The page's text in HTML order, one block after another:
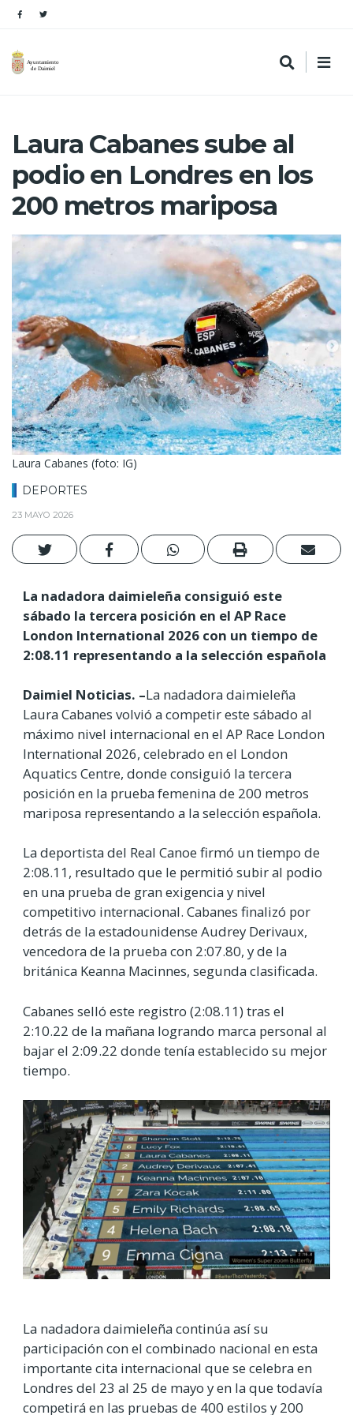
Laura Cabanes sube al
podio en Londres en los
200 metros mariposa
Laura Cabanes (foto: IG)
DEPORTES
23 MAYO 2026
La nadadora daimieleña consiguió este
sábado la tercera posición en el AP Race
London International 2026 con un tiempo de
2:08.11 representando a la selección española
Daimiel Noticias. –La nadadora daimieleña
Laura Cabanes volvió a competir este sábado al
máximo nivel internacional en el AP Race London
International 2026, celebrado en el London
Aquatics Centre, donde consiguió la tercera
posición en la prueba femenina de 200 metros
mariposa representando a la selección española.
La deportista del Real Canoe firmó un tiempo de
2:08.11, resultado que le permitió subir al podio
en una prueba de gran exigencia y nivel
competitivo internacional. Cabanes finalizó por
detrás de la estadounidense Audrey Derivaux,
vencedora de la prueba con 2:07.80, y de la
británica Keanna Macinnes, segunda clasificada.
Cabanes selló este registro (2:08.11) tras el
2:10.22 de la mañana logrando marca personal al
bajar el 2:09.22 donde tenía establecido su mejor
tiempo.
La nadadora daimieleña continúa así su
participación con el combinado nacional en esta
importante cita internacional que se celebra en
Londres del 23 al 25 de mayo y en la que todavía
competirá en las pruebas de 400 estilos y 200